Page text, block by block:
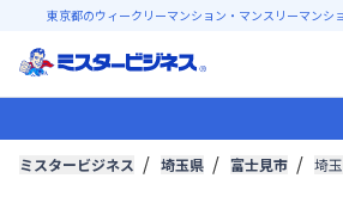
東京都のウィークリーマンション・マンスリーマンシ
ミスタービジネス 埼玉県 富士見市 埼